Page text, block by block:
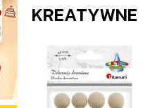
KREATYWNE